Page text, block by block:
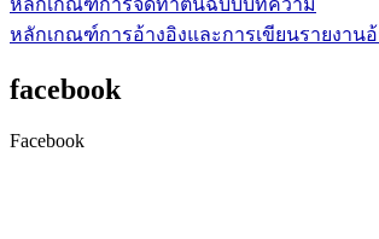
หลักเกณฑ์การจัดทำต้นฉบับบทความ
หลักเกณฑ์การอ้างอิงและการเขียนรายงานอ้
facebook
Facebook